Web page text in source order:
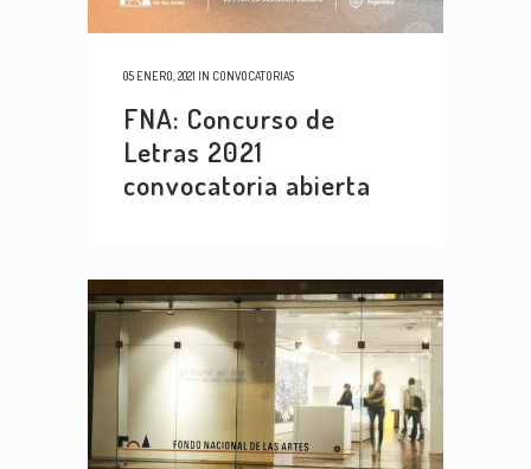
05 ENERO, 2021 IN CONVOCATORIAS
FNA: Concurso de
Letras 2021
convocatoria abierta